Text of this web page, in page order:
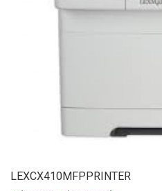
LEXCX410MFPPRINTER